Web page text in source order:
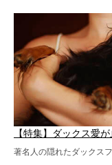
【特集】ダックス愛
著名人の隠れたダックス